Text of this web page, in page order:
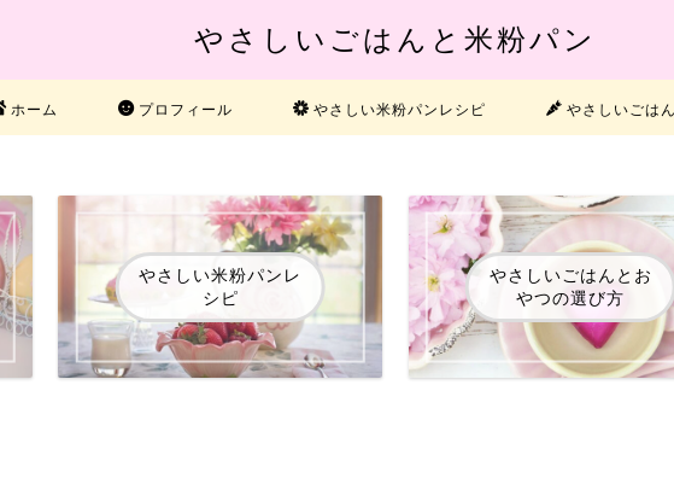
やさしいごはんと米粉パン
ホーム プロフィール やさしい米粉パンレシピ やさしいごは
やさしい米粉パンレ
シピ
やさしいごはんとお
やつの選び方